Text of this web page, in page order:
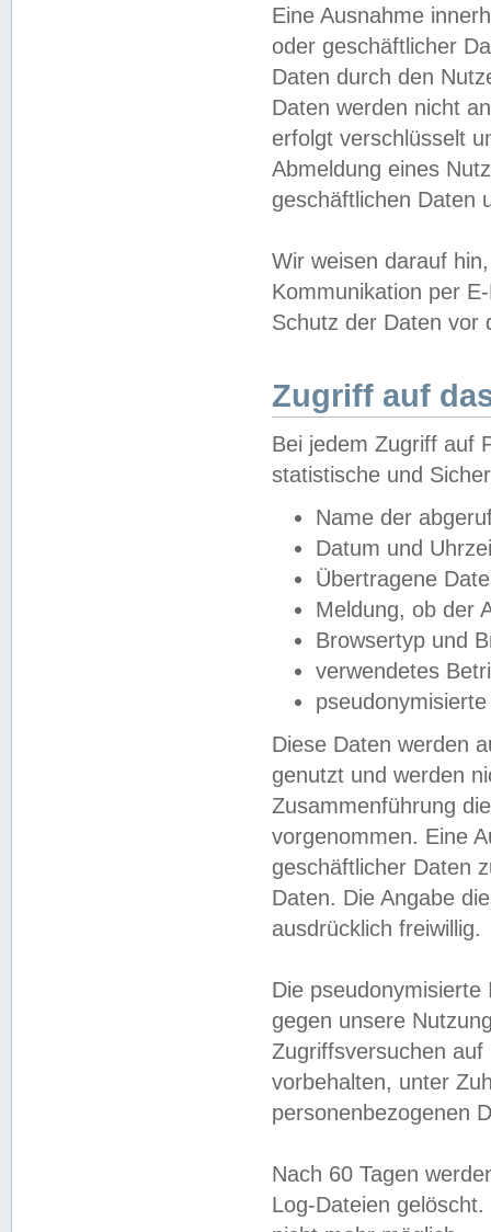
Eine Ausnahme
oder geschäftlicher
Daten durch den
Daten werden nicht
erfolgt verschlüsselt
Abmeldung eines
geschäftlichen Daten
Wir weisen darauf
Kommunikation per
Schutz der Daten vor
Zugriff auf
Bei jedem Zugriff auf
statistische und
Name der
Datum und
Übertragene
Meldung, ob der
Browsertyp und
verwendetes
Diese Daten werden
genutzt und werden
Zusammenführung
vorgenommen. Eine
geschäftlicher Daten
Daten. Die Angabe
ausdrücklich freiwillig.
Die
gegen unsere
Zugriffsversuchen
vorbehalten, unter
personenbezogenen
Nach 60 Tagen
Log-Dateien